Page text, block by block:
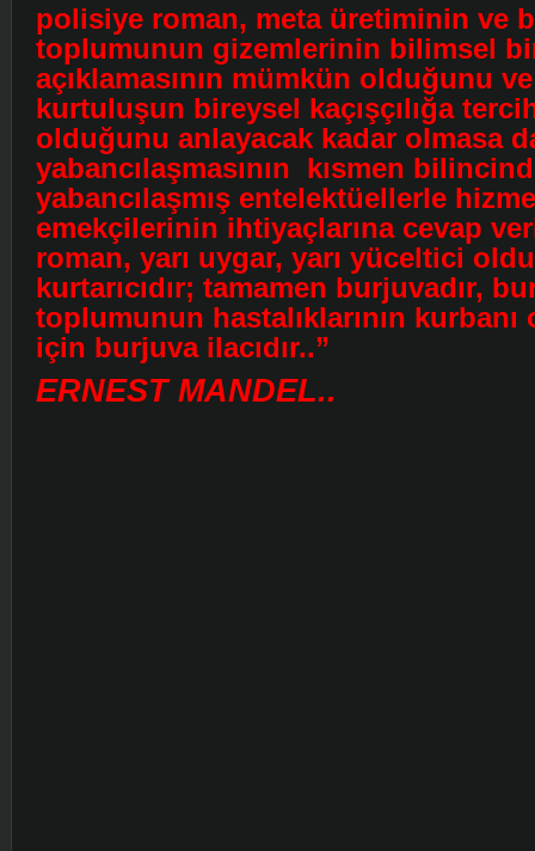
polisiye roman, meta üretiminin ve
toplumunun gizemlerinin bilimsel
açıklamasının mümkün olduğunu
kurtuluşun bireysel kaçışçılığa
olduğunu anlayacak kadar olmasa
yabancılaşmasının kısmen
yabancılaşmış entelektüellerle
emekçilerinin ihtiyaçlarına cevap
roman, yarı uygar, yarı yüceltici
kurtarıcıdır; tamamen burjuvadır,
toplumunun hastalıklarının kurbanı
için burjuva ilacıdır..”
ERNEST MANDEL..